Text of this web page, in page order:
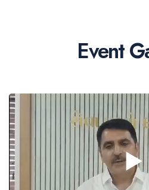
વર્ષ કેવા હશે
શંકરભાઈ
06-07-
Read More
Event
▶